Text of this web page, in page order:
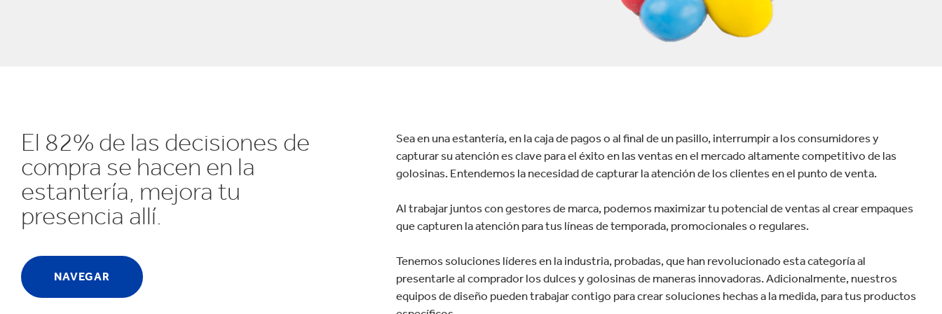
Productos de caucho y plástico Tabaco
El 82% de las decisiones de
compra se hacen en la
estantería, mejora tu
presencia allí.
Sea en una estantería, en la caja de pagos o al final de un pasillo, interrumpir a los consumidores y
capturar su atención es clave para el éxito en las ventas en el mercado altamente competitivo de las
golosinas. Entendemos la necesidad de capturar la atención de los clientes en el punto de venta.
Al trabajar juntos con gestores de marca, podemos maximizar tu potencial de ventas al crear empaques
que capturen la atención para tus líneas de temporada, promocionales o regulares.
Tenemos soluciones líderes en la industria, probadas, que han revolucionado esta categoría al
presentarle al comprador los dulces y golosinas de maneras innovadoras. Adicionalmente, nuestros
equipos de diseño pueden trabajar contigo para crear soluciones hechas a la medida, para tus productos
NAVEGAR